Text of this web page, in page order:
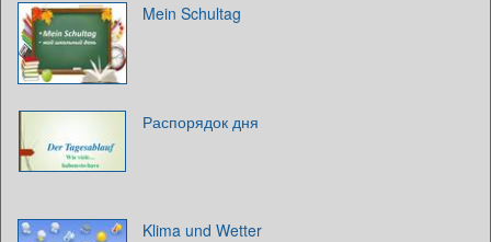
Mein Schultag
Распорядок дня
Klima und Wetter